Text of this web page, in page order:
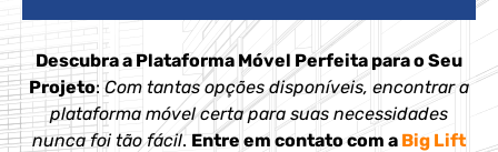
Descubra a Plataforma Móvel Perfeita para o Seu
Projeto:Com tantas opções disponíveis, encontrar a
plataforma móvel certa para suas necessidades
nunca foi tão fácil. Entre em contato com a Big Lift